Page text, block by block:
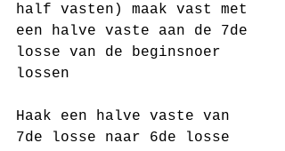
half vasten) maak vast met
een halve vaste aan de 7de
losse van de beginsnoer
lossen
Haak een halve vaste van
7de losse naar 6de losse